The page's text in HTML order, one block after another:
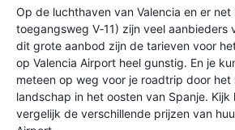
Op de luchthaven van Valencia en er
toegangsweg V‑11) zijn veel aanbieders
dit grote aanbod zijn de tarieven voor
op Valencia Airport heel gunstig. En je
meteen op weg voor je roadtrip door
landschap in het oosten van Spanje.
vergelijk de verschillende prijzen van